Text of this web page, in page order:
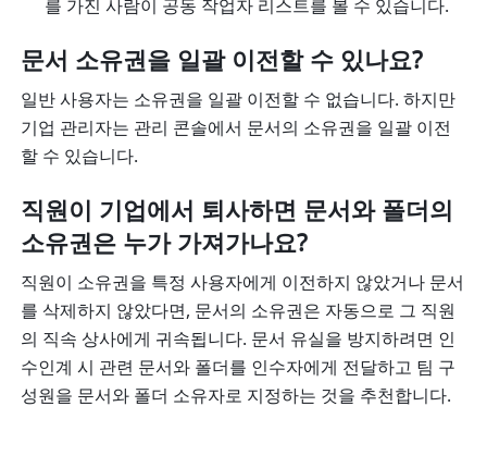
를 가진 사람이 공동 작업자 리스트를 볼 수 있습니다.
문서 소유권을 일괄 이전할 수 있나요?
일반 사용자는 소유권을 일괄 이전할 수 없습니다. 하지만
기업 관리자는 관리 콘솔에서 문서의 소유권을 일괄 이전
할 수 있습니다.
직원이 기업에서 퇴사하면 문서와 폴더의
소유권은 누가 가져가나요?
직원이 소유권을 특정 사용자에게 이전하지 않았거나 문서
를 삭제하지 않았다면, 문서의 소유권은 자동으로 그 직원
의 직속 상사에게 귀속됩니다. 문서 유실을 방지하려면 인
수인계 시 관련 문서와 폴더를 인수자에게 전달하고 팀 구
성원을 문서와 폴더 소유자로 지정하는 것을 추천합니다.